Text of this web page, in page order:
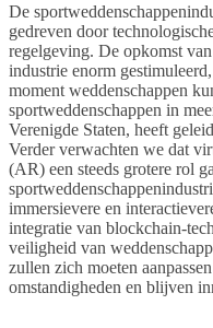
De
gedreven door
regelgeving. De opkomst
industrie enorm
moment weddenschappen
sportweddenschappen in
Verenigde Staten, heeft
Verder verwachten we dat
(AR) een steeds grotere rol
immersievere en
integratie van blockchain-
veiligheid van
zullen zich moeten
omstandigheden en blijven